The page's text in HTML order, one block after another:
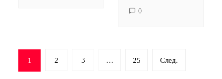
0
Навигация
по
1 2 3 … 25 След.